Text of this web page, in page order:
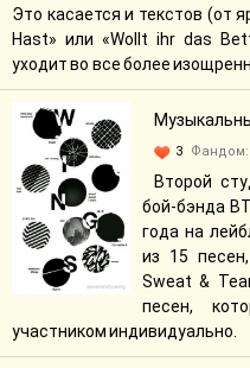
Это касается и текстов (от
Hast» или «Wollt ihr das
уходит во все более
3 Фандом:
Второй
бой-бэнда
года на
из 15
Sweat &
песен,
участником индивидуально.